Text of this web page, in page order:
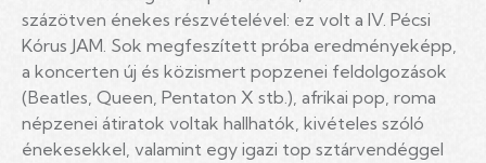
százötven énekes részvételével: ez volt a IV. Pécsi
Kórus JAM. Sok megfeszített próba eredményeképp,
a koncerten új és közismert popzenei feldolgozások
(Beatles, Queen, Pentaton X stb.), afrikai pop, roma
népzenei átiratok voltak hallhatók, kivételes szóló
énekesekkel, valamint egy igazi top sztárvendéggel